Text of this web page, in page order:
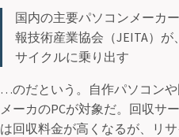
国内の主要パソコンメーカ
報技術産業協会（JEITA）
サイクルに乗り出す
…のだという。自作パソコン
メーカのPCが対象だ。回収サ
は回収料金が高くなるが、リ